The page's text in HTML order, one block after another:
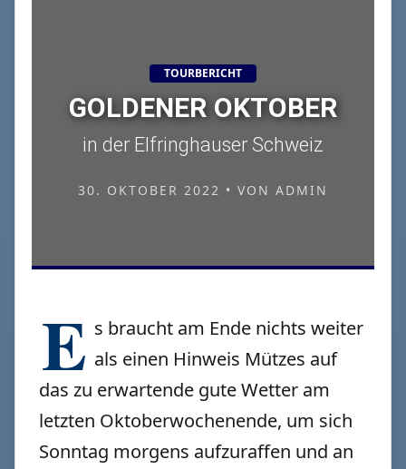
TOURBERICHT
GOLDENER OKTOBER
in der Elfringhauser Schweiz
30. OKTOBER 2022 • VON ADMIN
E s braucht am Ende nichts weiter
als einen Hinweis Mützes auf
das zu erwartende gute Wetter am
letzten Oktoberwochenende, um sich
Sonntag morgens aufzuraffen und an